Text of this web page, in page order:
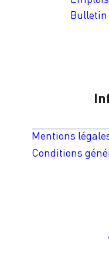
Mentions
Conditions